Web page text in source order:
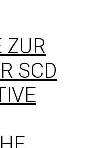
ZUR
SCD